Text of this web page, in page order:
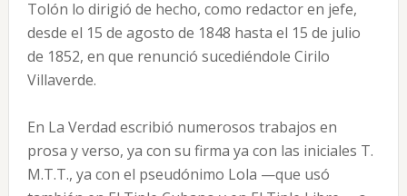
Tolón lo dirigió de hecho, como redactor en jefe,
desde el 15 de agosto de 1848 hasta el 15 de julio
de 1852, en que renunció sucediéndole Cirilo
Villaverde.
En La Verdad escribió numerosos trabajos en
prosa y verso, ya con su firma ya con las iniciales T.
M.T.T., ya con el pseudónimo Lola —que usó